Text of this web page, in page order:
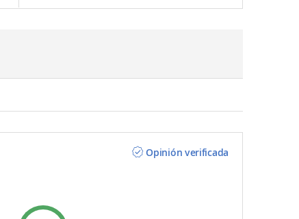
Opinión verificada